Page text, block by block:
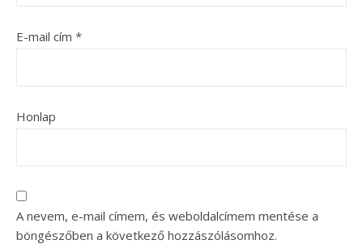
E-mail cím *
Honlap
A nevem, e-mail címem, és weboldalcímem mentése a
böngészőben a következő hozzászólásomhoz.